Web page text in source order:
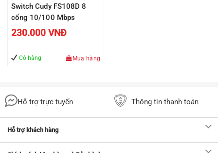
Switch Cudy FS108D 8
cổng 10/100 Mbps
230.000 VNĐ
Có hàng Mua hàng
Hỗ trợ trực tuyến Thông tin thanh toán
Hỗ trợ khách hàng